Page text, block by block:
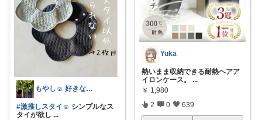
もやし☺︎ 好きなものと、すっきり暮らす
#激推しスタイ☺︎ シンプルなス
タイが欲し ...
Yuka
熱いまま収納できる耐熱ヘアア
イロンケース。
...
￥ 1,980
2 0 639